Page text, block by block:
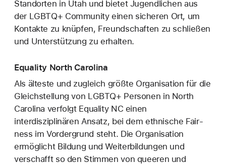
Standorten in Utah und bietet Jugendlichen aus
der LGBTQ+ Community einen sicheren Ort, um
Kontakte zu knüpfen, Freundschaften zu schließen
und Unterstützung zu erhalten.
Equality North Carolina
Als älteste und zugleich größte Organisation für die
Gleichstellung von LGBTQ+ Personen in North
Carolina verfolgt Equality NC einen
interdisziplinären Ansatz, bei dem ethnische Fair­
ness im Vordergrund steht. Die Organisation
ermöglicht Bildung und Weiterbildungen und
verschafft so den Stimmen von queeren und